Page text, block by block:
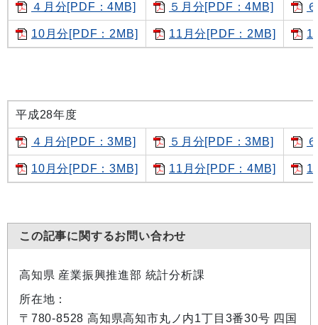
４月分[PDF：4MB] ５月分[PDF：4MB]
10月分[PDF：2MB] 11月分[PDF：2MB]
平成28年度
４月分[PDF：3MB] ５月分[PDF：3MB]
10月分[PDF：3MB] 11月分[PDF：4MB]
この記事に関するお問い合わせ
高知県 産業振興推進部 統計分析課
所在地：
〒780-8528 高知県高知市丸ノ内1丁目3番30号 四国